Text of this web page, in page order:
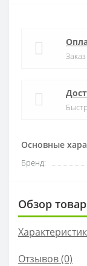
Основные
Бренд:
Обзор
Отзывов (0)